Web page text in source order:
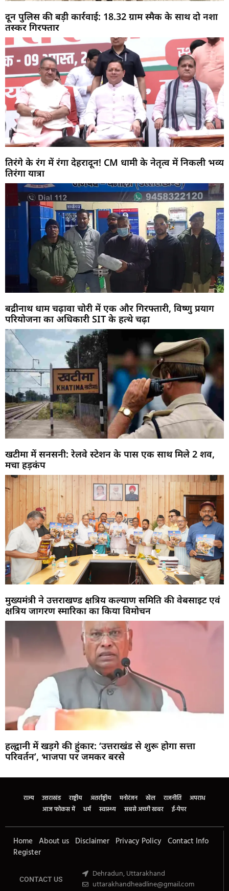
दून पुलिस की बड़ी कार्रवाई: 18.32 ग्राम स्मैक के साथ दो नशा
तस्कर गिरफ्तार
तिरंगे के रंग में रंगा देहरादून! CM धामी के नेतृत्व में निकली भव्य
तिरंगा यात्रा
बद्रीनाथ धाम चढ़ावा चोरी में एक और गिरफ्तारी, विष्णु प्रयाग
परियोजना का अधिकारी SIT के हत्थे चढ़ा
खटीमा में सनसनी: रेलवे स्टेशन के पास एक साथ मिले 2 शव,
मचा हड़कंप
मुख्यमंत्री ने उत्तराखण्ड क्षत्रिय कल्याण समिति की वेबसाइट एवं
क्षत्रिय जागरण स्मारिका का किया विमोचन
हल्द्वानी में खड़गे की हुंकार: ‘उत्तराखंड से शुरू होगा सत्ता
परिवर्तन’, भाजपा पर जमकर बरसे
राज्य उत्तराखंड राष्ट्रीय अंतर्राष्ट्रीय मनोरंजन खेल राजनीति
अपराध
आज फोकस में
धर्म स्वास्थ्य सबसे अच्छी खबर ई-पेपर
Home About us Disclaimer Privacy Policy Contact Info
Register
CONTACT US
Dehradun, Uttarakhand
uttarakhandheadline@gmail.com